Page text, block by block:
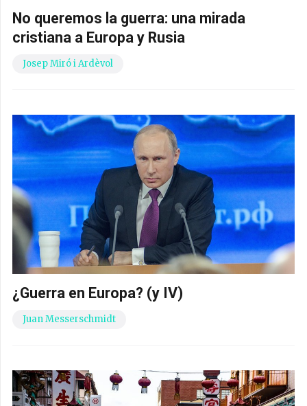
No queremos la guerra: una mirada
cristiana a Europa y Rusia
Josep Miró i Ardèvol
¿Guerra en Europa? (y IV)
Juan Messerschmidt